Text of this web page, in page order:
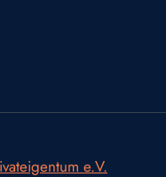
e.V.